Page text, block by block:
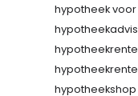
hypotheek
hypotheekrente
hypotheekshop